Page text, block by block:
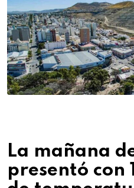
La mañana
presentó con